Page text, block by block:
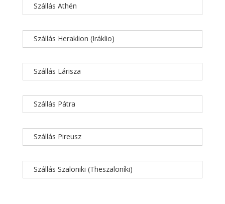
Szállás Athén
Szállás Heraklion (Iráklio)
Szállás Lárisza
Szállás Pátra
Szállás Pireusz
Szállás Szaloniki (Theszaloníki)